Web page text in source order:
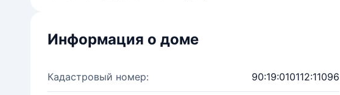
Информация о доме
Кадастровый номер: 90:19:010112:11096